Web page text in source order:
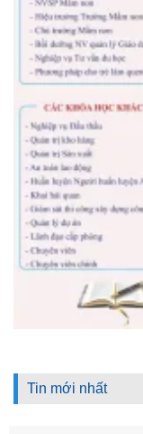
Tin mới nhất